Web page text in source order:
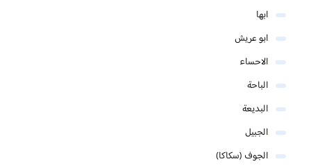
ابها
ابو عريش
الاحساء
الباحة
البديعة
الجبيل
الجوف (سكاكا)